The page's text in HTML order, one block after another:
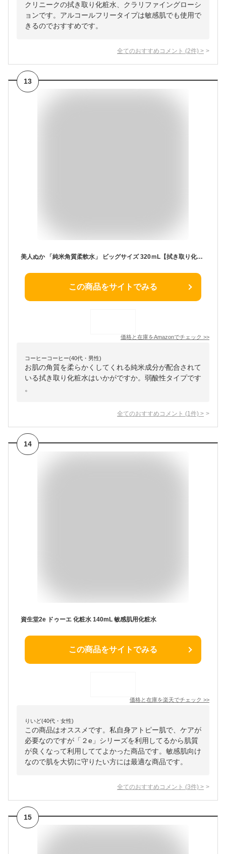
クリニークの拭き取り化粧水、クラリファイングローシ
ョンです。アルコールフリータイプは敏感肌でも使用で
きるのでおすすめです。
全てのおすすめコメント (2件) >
13
美人ぬか 「純米角質柔軟水」 ビッグサイズ 320ｍL【拭き取り化粧水 プレ化粧水 無香料 無着色 無鉱物油 弱酸性】
この商品をサイトでみる
価格と在庫をAmazonでチェック >>
コーヒーコーヒー(40代・男性)
お肌の角質を柔らかくしてくれる純米成分が配合されて
いる拭き取り化粧水はいかがですか。弱酸性タイプです
。
全てのおすすめコメント (1 件) >
14
資生堂2e ドゥーエ 化粧水 140mL 敏感肌用化粧水
この商品をサイトでみる
価格と在庫を楽天でチェック >>
りいど(40代・女性)
この商品はオススメです。私自身アトピー肌で、ケアが
必要なのですが「２e」シリーズを利用してるから肌質
が良くなって利用しててよかった商品です。敏感肌向け
なので肌を大切に守りたい方には最適な商品です。
全てのおすすめコメント (3件) >
15